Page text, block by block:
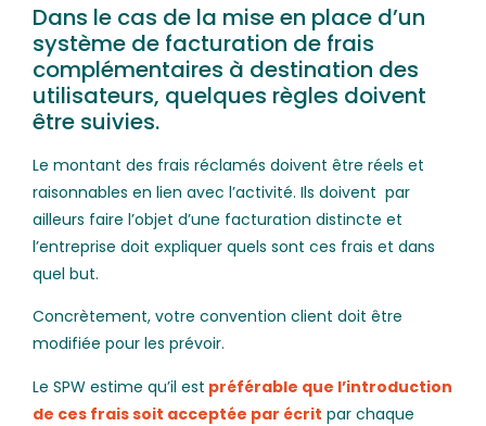
Dans le cas de la mise en place d’un
système de facturation de frais
complémentaires à destination des
utilisateurs, quelques règles doivent
être suivies.
Le montant des frais réclamés doivent être réels et
raisonnables en lien avec l’activité. Ils doivent par
ailleurs faire l’objet d’une facturation distincte et
l’entreprise doit expliquer quels sont ces frais et dans
quel but.
Concrètement, votre convention client doit être
modifiée pour les prévoir.
Le SPW estime qu’il est préférable que l’introduction
de ces frais soit acceptée par écrit par chaque